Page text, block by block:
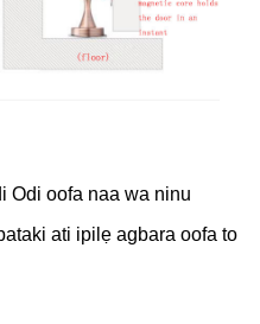
Odi oofa naa wa ninu
ati ipilẹ agbara oofa to